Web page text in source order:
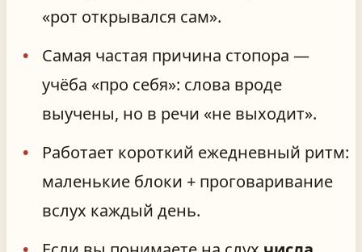
«рот открывался сам».
Самая частая причина стопора —
учёба «про себя»: слова вроде
выучены, но в речи «не выходит».
Работает короткий ежедневный ритм:
маленькие блоки + проговаривание
вслух каждый день.